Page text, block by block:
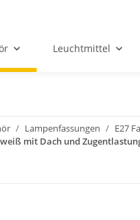
Leuchtmittel
Lampenfassungen
E27
mit Dach und